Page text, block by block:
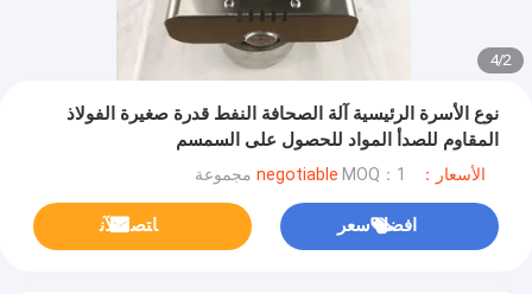
2
/
4
نوع الأسرة الرئيسية آلة الصحافة النفط قدرة صغيرة الفولاذ
المقاوم للصدأ المواد للحصول على السمسم
الأسعار：negotiable MOQ：1 مجموعة
افضل سعر ﺎﺘﺼﻟ ﺍﻶﻧ